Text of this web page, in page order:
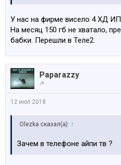
У нас на фирме висело 4 ХД ИП
На месяц 150 гб не хватало,
бабки. Перешли в Теле2.
Paparazzy
☭
12 июл 2018
Olezka сказал(а): ↑
Зачем в телефоне айпи тв ?